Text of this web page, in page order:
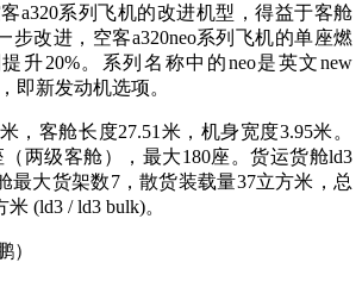
a320系列飞机的改进机型，得益于客舱
步改进，空客a320neo系列飞机的单座燃
升20%。系列名称中的neo是英文new
即新发动机选项。
，客舱长度27.51米，机身宽度3.95米。
两级客舱），最大180座。货运货舱ld3
最大货架数7，散货装载量37立方米，总
(ld3 / ld3 bulk)。
）